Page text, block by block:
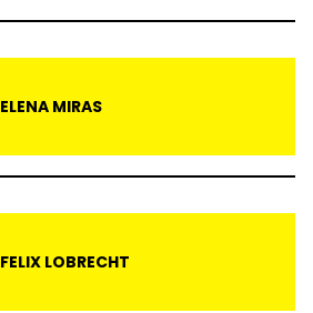
ELENA MIRAS
FELIX LOBRECHT